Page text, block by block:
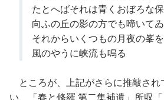
たとへばそれは青くおぼろな
向ふの丘の影の方でも啼いて
それからいくつもの月夜の峯
風のやうに峡流も鳴る
ところが、上記がさらに推敲され
い、「春と修羅 第二集補遺」所収